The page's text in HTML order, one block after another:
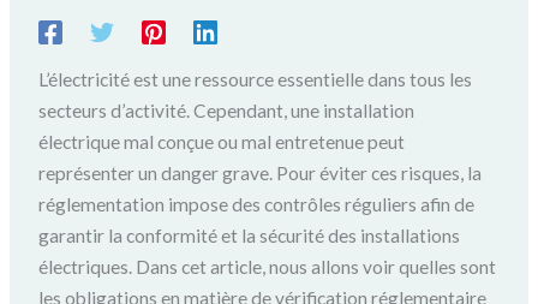
L’électricité est une ressource essentielle dans tous les
secteurs d’activité. Cependant, une installation
électrique mal conçue ou mal entretenue peut
représenter un danger grave. Pour éviter ces risques, la
réglementation impose des contrôles réguliers afin de
garantir la conformité et la sécurité des installations
électriques. Dans cet article, nous allons voir quelles sont
les obligations en matière de vérification réglementaire